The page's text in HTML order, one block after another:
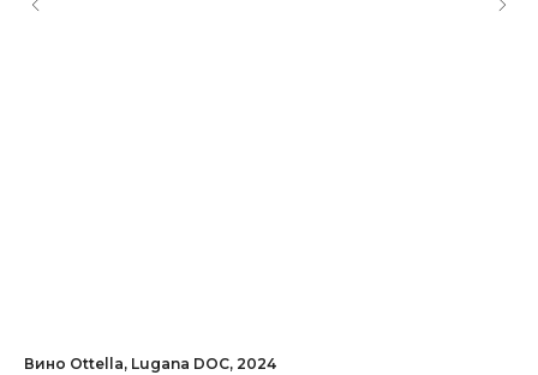
Вино Ottella, Lugana DOC, 2024